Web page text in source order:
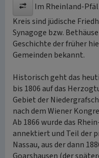
Im Rheinland-
Kreis sind jüdische
Synagoge bzw.
Geschichte der früher
Gemeinden bekannt.
Historisch geht das
bis 1806 auf das
Gebiet der
nach dem Wiener
Ab 1866 wurde das
annektiert und Teil der
Nassau, aus der dann